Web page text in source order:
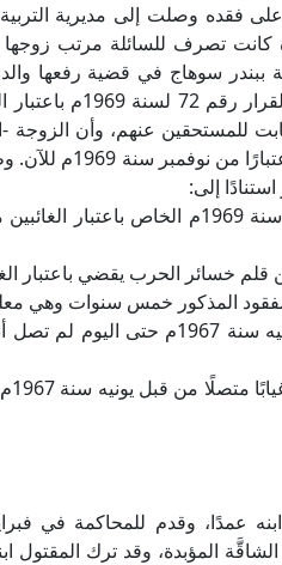
على فقده وصلت إلى مديرية
كانت تصرف للسائلة مرتب
سوهاج في قضية رفعها والد
وزارة الحربية يفيد
للمستحقين عنهم، وأن الزوجة -
رزق بعد قطع راتب
إلى:
أ- القرار السالف الذكر رقم 72 سنة
خسائر الحرب يقضي باعتبار
المذكور خمس سنوات وهي
د- أن زوجها المفقود من قبل يونيه
المؤبدة، وقد ترك المقتول